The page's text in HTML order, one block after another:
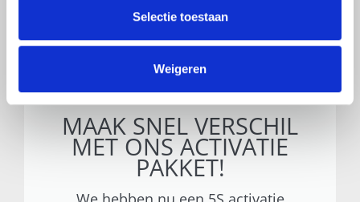
Selectie toestaan
Weigeren
MAAK SNEL VERSCHIL
MET ONS ACTIVATIE
PAKKET!